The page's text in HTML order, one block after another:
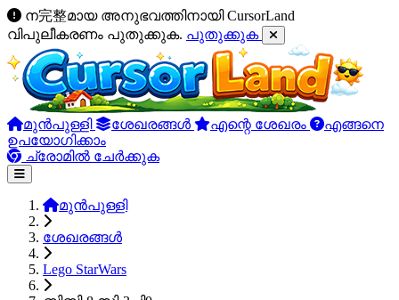
ന完整മായ അനുഭവത്തിനായി CursorLand
വിപുലീകരണം പുതുക്കുക. പുതുക്കുക
മുൻപുള്ളി ശേഖരങ്ങൾ എന്റെ ശേഖരം
എങ്ങനെ
ഉപയോഗിക്കാം
ച്രോമിൽ ചേർക്കുക
മുൻപുള്ളി
ശേഖരങ്ങൾ
Lego StarWars